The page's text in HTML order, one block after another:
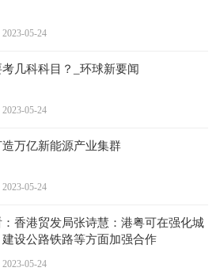
05-24
考几科科目？_环球新要闻
05-24
造万亿新能源产业集群
05-24
香港贸发局张诗慧：港粤可在强化城
设公路铁路等方面加强合作
05-24